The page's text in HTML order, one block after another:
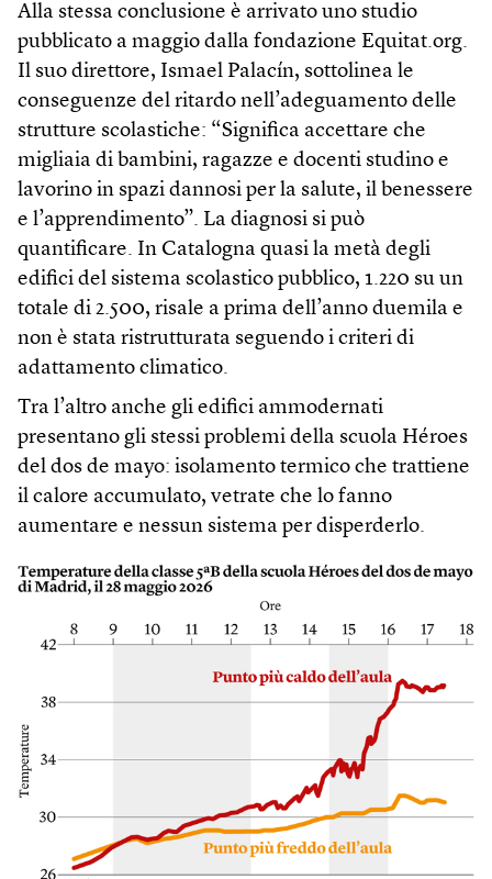
Alla stessa conclusione è arrivato uno studio
pubblicato a maggio dalla fondazione Equitat.org.
Il suo direttore, Ismael Palacín, sottolinea le
conseguenze del ritardo nell’adeguamento delle
strutture scolastiche: “Significa accettare che
migliaia di bambini, ragazze e docenti studino e
lavorino in spazi dannosi per la salute, il benessere
e l’apprendimento”. La diagnosi si può
quantificare. In Catalogna quasi la metà degli
edifici del sistema scolastico pubblico, 1.220 su un
totale di 2.500, risale a prima dell’anno duemila e
non è stata ristrutturata seguendo i criteri di
adattamento climatico.
Tra l’altro anche gli edifici ammodernati
presentano gli stessi problemi della scuola Héroes
del dos de mayo: isolamento termico che trattiene
il calore accumulato, vetrate che lo fanno
aumentare e nessun sistema per disperderlo.